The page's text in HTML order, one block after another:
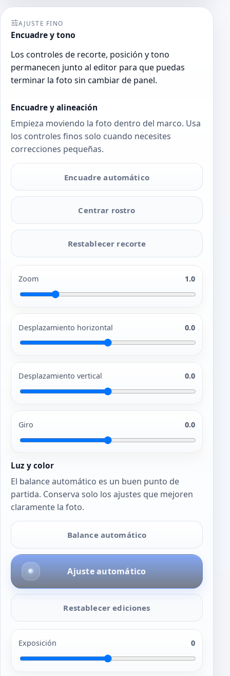
AJUSTE FINO
Encuadre y tono
Los controles de recorte, posición y tono
permanecen junto al editor para que puedas
terminar la foto sin cambiar de panel.
Encuadre y alineación
Empieza moviendo la foto dentro del marco. Usa
los controles finos solo cuando necesites
correcciones pequeñas.
Encuadre automático
Centrar rostro
Restablecer recorte
Zoom 1.0
Desplazamiento horizontal 0.0
Desplazamiento vertical 0.0
Giro 0.0
Luz y color
El balance automático es un buen punto de
partida. Conserva solo los ajustes que mejoren
claramente la foto.
Balance automático
Ajuste automático
Restablecer ediciones
Exposición 0